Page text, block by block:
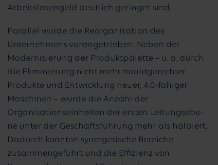
Arbeitslosengeld deutlich geringer sind.
Parallel wurde die Reorganisation des
Unternehmens vorangetrieben. Neben der
Modernisierung der Produktpalette – u. a. durch
die Eliminierung nicht mehr marktgerechter
Produkte und Entwicklung neuer, 4.0-fähiger
Maschinen – wurde die Anzahl der
Organisationseinheiten der ersten Leitungsebe-
ne unter der Geschäftsführung mehr als halbiert.
Dadurch konnten synergetische Bereiche
zusammengeführt und die Effizienz von